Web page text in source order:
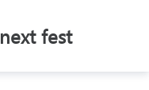
next fest